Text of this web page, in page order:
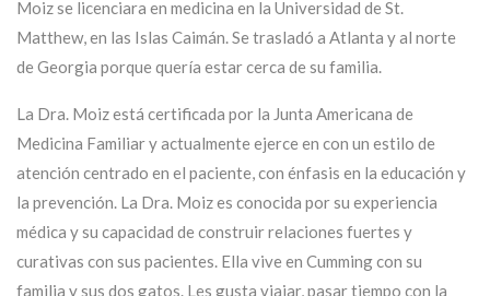
Moiz se licenciara en medicina en la Universidad de St.
Matthew, en las Islas Caimán. Se trasladó a Atlanta y al norte
de Georgia porque quería estar cerca de su familia.
La Dra. Moiz está certificada por la Junta Americana de
Medicina Familiar y actualmente ejerce en con un estilo de
atención centrado en el paciente, con énfasis en la educación y
la prevención. La Dra. Moiz es conocida por su experiencia
médica y su capacidad de construir relaciones fuertes y
curativas con sus pacientes. Ella vive en Cumming con su
familia y sus dos gatos. Les gusta viajar, pasar tiempo con la